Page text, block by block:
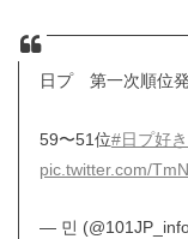
日プ 第一次順位
59〜51位#日プ好
pic.twitter.com/
— 민